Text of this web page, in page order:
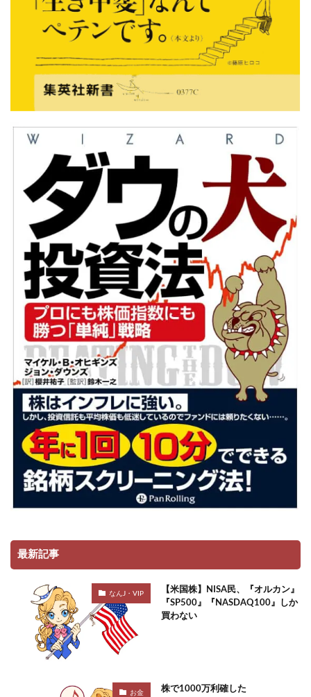
最新記事
なんJ・VIP
【米国株】NISA民、『オルカン』
『SP500』『NASDAQ100』しか
買わない
お金 株で1000万利確した